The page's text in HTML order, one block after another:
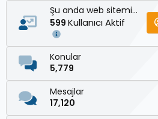
Şu anda web sitemizde
599 Kullanıcı Aktif
Konular
5,779
Mesajlar
17,120